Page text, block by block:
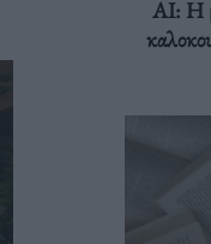
AI: Η